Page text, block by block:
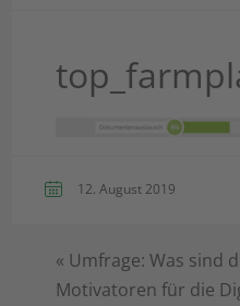
12. August 2019
« Umfrage: Was sind
Motivatoren für die